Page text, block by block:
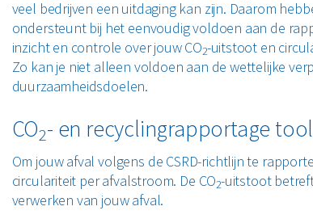
veel bedrijven een uitdaging kan zijn. Daarom
ondersteunt bij het eenvoudig voldoen aan de
inzicht en controle over jouw CO2-uitstoot en
Zo kan je niet alleen voldoen aan de wettelijke
duurzaamheidsdoelen.
CO2- en recyclingrapportage
Om jouw afval volgens de CSRD-richtlijn te
circulariteit per afvalstroom. De CO2-uitstoot
verwerken van jouw afval.